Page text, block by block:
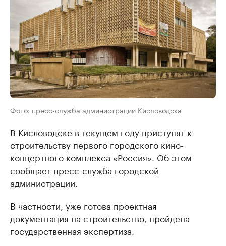
Фото: пресс-служба администрации Кисловодска
В Кисловодске в текущем году приступят к
строительству первого городского кино-
концертного комплекса «Россия». Об этом
сообщает пресс-служба городской
администрации.
В частности, уже готова проектная
документация на строительство, пройдена
государственная экспертиза.